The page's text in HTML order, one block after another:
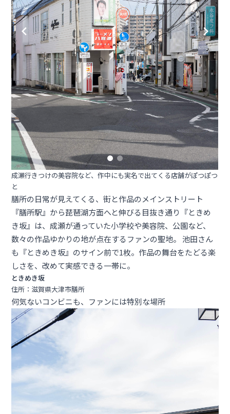
成瀬行きつけの美容院など、作中にも実名で出てくる店舗がぽつぽつ
と
膳所の日常が見えてくる、街と作品のメインストリート
『膳所駅』から琵琶湖方面へと伸びる目抜き通り『ときめ
き坂』は、成瀬が通っていた小学校や美容院、公園など、
数々の作品ゆかりの地が点在するファンの聖地。 池田さん
も『ときめき坂』のサイン前で1枚。作品の舞台をたどる楽
しさを、改めて実感できる一帯に。
ときめき坂
住所：滋賀県大津市膳所
何気ないコンビニも、ファンには特別な場所